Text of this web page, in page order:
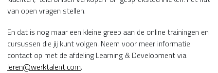
van open vragen stellen.
En dat is nog maar een kleine greep aan de online trainingen en
cursussen die jij kunt volgen. Neem voor meer informatie
contact op met de afdeling Learning & Development via
leren@werktalent.com.